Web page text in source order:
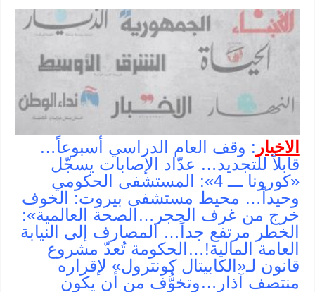
الاخبار : وقف العام الدراسي أسبوعاً…
قابلاً للتجديد… عدّاد الإصابات يسجّل
«كورونا ـــ 4»: المستشفى الحكومي
وحيداً… محيط مستشفى بيروت: الخوف
خرج من غرف الحجر…الصحة العالمية»:
الخطر مرتفع جداً… المصارف إلى النيابة
العامة المالية!…الحكومة تُعدّ مشروع
قانون لـ«الكابيتال كونترول» لإقراره
منتصف آذار…وتخوُّف من أن يكون